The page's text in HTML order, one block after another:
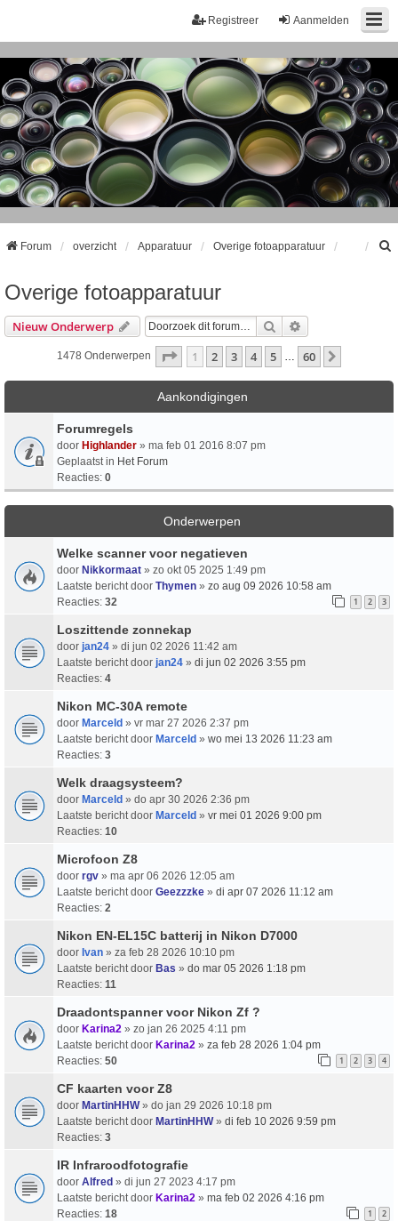
Aanmelden
Registreer
Forum overzicht Apparatuur Overige fotoapparatuur
Overige fotoapparatuur
Nieuw Onderwerp Zoek
1478 Onderwerpen Pagina Van60
1 2 3 4 5 60
Aankondigingen
Forumregels
door Highlander » ma feb 01 2016 8:07 pm
Geplaatst in Het Forum
Reacties: 0
Onderwerpen
Welke scanner voor negatieven
door Nikkormaat » zo okt 05 2025 1:49 pm
Laatste bericht door Thymen » zo aug 09 2026 10:58 am
Reacties: 32 1 2 3
Loszittende zonnekap
door jan24 » di jun 02 2026 11:42 am
Laatste bericht door jan24 » di jun 02 2026 3:55 pm
Reacties: 4
Nikon MC-30A remote
door Marceld » vr mar 27 2026 2:37 pm
Laatste bericht door Marceld » wo mei 13 2026 11:23 am
Reacties: 3
Welk draagsysteem?
door Marceld » do apr 30 2026 2:36 pm
Laatste bericht door Marceld » vr mei 01 2026 9:00 pm
Reacties: 10
Microfoon Z8
door rgv » ma apr 06 2026 12:05 am
Laatste bericht door Geezzzke » di apr 07 2026 11:12 am
Reacties: 2
Nikon EN-EL15C batterij in Nikon D7000
door Ivan » za feb 28 2026 10:10 pm
Laatste bericht door Bas » do mar 05 2026 1:18 pm
Reacties: 11
Draadontspanner voor Nikon Zf ?
door Karina2 » zo jan 26 2025 4:11 pm
Laatste bericht door Karina2 » za feb 28 2026 1:04 pm
Reacties: 50 1 2 3 4
CF kaarten voor Z8
door MartinHHW» do jan 29 2026 10:18 pm
Laatste bericht door MartinHHW» di feb 10 2026 9:59 pm
Reacties: 3
IR Infraroodfotografie
door Alfred » di jun 27 2023 4:17 pm
Laatste bericht door Karina2 » ma feb 02 2026 4:16 pm
Reacties: 18 1 2